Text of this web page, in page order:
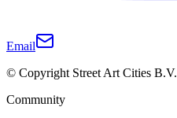
Email
© Copyright Street Art Cities B.V.
Community